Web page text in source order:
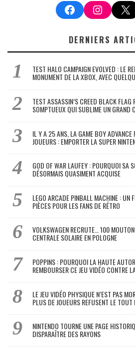
Facebook X
DERNIERS
TEST HALO CAMPAIGN EVOLVED : LE
MONUMENT DE LA XBOX, AVEC
TEST ASSASSIN’S CREED BLACK FLAG
SOMPTUEUX QUI SUBLIME UN GRAND
IL Y A 25 ANS, LA GAME BOY ADVANCE
JOUEURS : EMPORTER LA SUPER
GOD OF WAR LAUFEY : POURQUOI SA
DÉSORMAIS QUASIMENT ACQUISE
LEGO ARCADE PINBALL MACHINE : UN
PIÈCES POUR LES FANS DE RÉTRO
VOLKSWAGEN RECRUTE… 100
CENTRALE SOLAIRE EN POLOGNE
POPPINS : POURQUOI LA HAUTE
REMBOURSER CE JEU VIDÉO CONTRE
LE JEU VIDÉO PHYSIQUE N’EST PAS
PLUS DE JOUEURS REFUSENT LE TOUT
NINTENDO TOURNE UNE PAGE
DISPARAÎTRE DES RAYONS